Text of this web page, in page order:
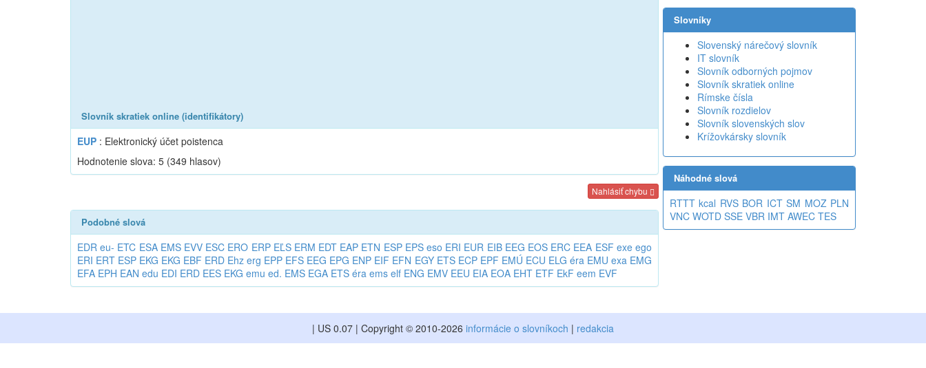
Slovník skratiek online (identifikátory)
EUP : Elektronický účet poistenca
Hodnotenie slova: 5 (349 hlasov)
Nahlásiť chybu
Podobné slová
EDR eu- ETC ESA EMS EVV ESC ERO ERP EĽS ERM EDT EAP ETN ESP EPS eso ERI EUR EIB EEG EOS ERC EEA ESF exe ego
ERI ERT ESP EKG EKG EBF ERD Ehz erg EPP EFS EEG EPG ENP EIF EFN EGY ETS ECP EPF EMÚ ECU ELG éra EMU exa EMG
EFA EPH EAN edu EDI ERD EES EKG emu ed. EMS EGA ETS éra ems elf ENG EMV EEU EIA EOA EHT ETF EkF eem EVF
Slovníky
Slovenský nárečový slovník
IT slovník
Slovník odborných pojmov
Slovník skratiek online
Rímske čísla
Slovník rozdielov
Slovník slovenských slov
Krížovkársky slovník
Náhodné slová
RTTT kcal RVS BOR ICT SM MOZ PLN
VNC WOTD SSE VBR IMT AWEC TES
| US 0.07 | Copyright © 2010-2026 informácie o slovníkoch | redakcia